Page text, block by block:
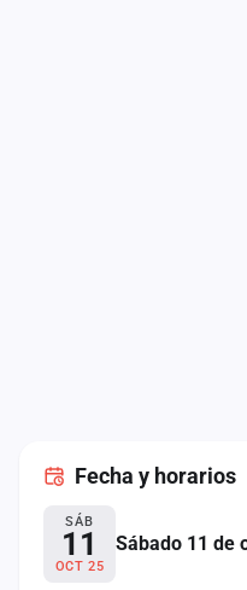
Fecha y horarios
SÁB
11
OCT 25
Sábado 11 de
Administración
Contacto